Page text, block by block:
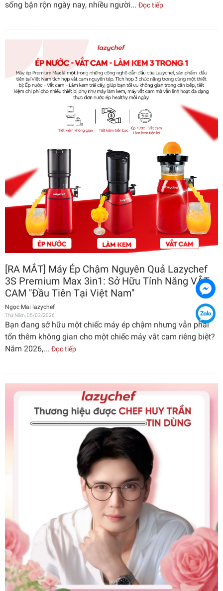
sống bận rộn ngày nay, nhiều người... Đọc tiếp
[RA MẮT] Máy Ép Chậm Nguyên Quả Lazychef
3S Premium Max 3in1: Sở Hữu Tính Năng VẮT
CAM "Đầu Tiên Tại Việt Nam"
Ngọc Mai lazychef
Thứ Năm, 05/03/2026
Bạn đang sở hữu một chiếc máy ép chậm nhưng vẫn phải
tốn thêm không gian cho một chiếc máy vắt cam riêng biệt?
Năm 2026,... Đọc tiếp